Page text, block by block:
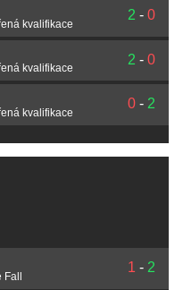
kvalifikace
2 - 0
kvalifikace
2 - 0
kvalifikace
0 - 2
1 - 2